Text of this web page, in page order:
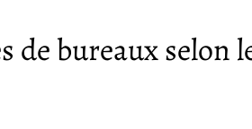
de bureaux selon